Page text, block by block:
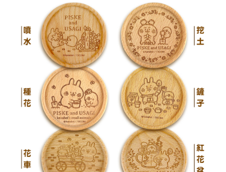
１．於結帳方式選擇「AFTEE先享後付」後，將跳轉至「AFTEE先享後付」
結帳頁面，進行簡訊認證並確認金額後，即可完成結帳。
２．訂單成立數日內，您將收到繳費通知簡訊。
３．收到繳費通知簡訊後14天內，點擊此簡訊中的連結，可透過四大超商／
ATM／網路銀行／等多元方式進行付款，方視為交易完成。
※ 請注意：結帳手續完成當下不需立刻繳費，但若您需要取消訂單，請聯絡
購買商品的店家。未經商家同意取消之訂單仍視為有效，需透過AFTEE先享
後付繳納相關費用。
※ 交易是否成功請以「AFTEE先享後付 」之結帳頁面顯示為準，若有關於
是否繳費成功／繳費後需取消欲退款等相關疑問，請聯繫「AFTEE先享後付
客戶支援中心」https://netprotections.freshdesk.com/support/home
【注意事項】
１．透過由恩沛科技股份有限公司提供之「AFTEE先享後付」服務完成之交
易，需依本服務之必要範圍內提供個人資料，並將交易相關給付款項請求債
權轉讓予恩沛科技股份有限公司。
２．關於個人資料處理事宜，請瀏覽以下網址：
https://aftee.tw/terms/#terms3
３．未成年的使用者請事先徵得法定代理人或監護人之同意方可使用
付款後全家取貨
每筆NT$60，滿NT$499(含以上)免運費
7-11付款取貨
每筆NT$60，滿NT$499(含以上)免運費
付款後7-11取貨
每筆NT$60，滿NT$499(含以上)免運費
每筆NT$120，滿NT$499(含以上)免運費
查看運費